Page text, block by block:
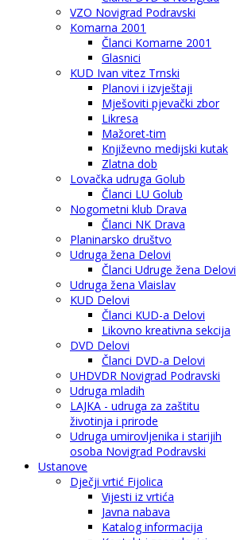
VZO Novigrad Podravski
Komarna 2001
Članci Komarne 2001
Glasnici
KUD Ivan vitez Trnski
Planovi i izvještaji
Mješoviti pjevački zbor
Likresa
Mažoret-tim
Književno medijski kutak
Zlatna dob
Lovačka udruga Golub
Članci LU Golub
Nogometni klub Drava
Članci NK Drava
Planinarsko društvo
Udruga žena Delovi
Članci Udruge žena Delovi
Udruga žena Vlaislav
KUD Delovi
Članci KUD-a Delovi
Likovno kreativna sekcija
DVD Delovi
Članci DVD-a Delovi
UHDVDR Novigrad Podravski
Udruga mladih
LAJKA - udruga za zaštitu
životinja i prirode
Udruga umirovljenika i starijih
osoba Novigrad Podravski
Ustanove
Dječji vrtić Fijolica
Vijesti iz vrtića
Javna nabava
Katalog informacija